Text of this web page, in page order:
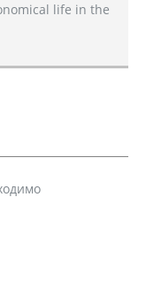
life in the